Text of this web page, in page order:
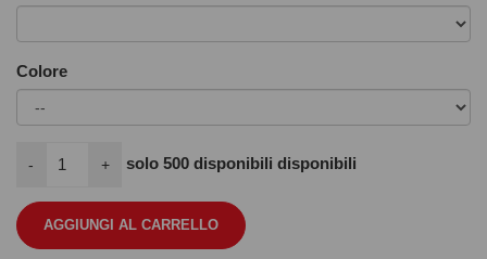
Colore
- + solo 500 disponibili disponibili
AGGIUNGI AL CARRELLO